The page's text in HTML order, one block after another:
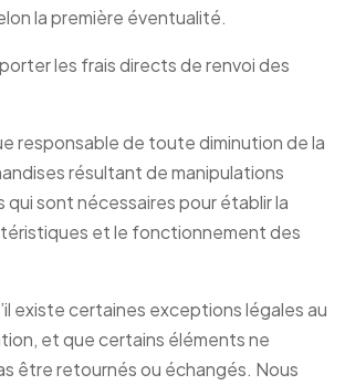
la première éventualité.
les frais directs de renvoi des
responsable de toute diminution de la
résultant de manipulations
qui sont nécessaires pour établir la
et le fonctionnement des
existe certaines exceptions légales au
et que certains éléments ne
être retournés ou échangés. Nous